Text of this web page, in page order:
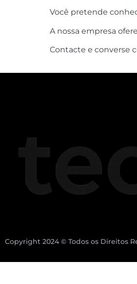
Você pretende
A nossa empresa
Contacte e converse
Copyright 2024 © Todos os Direitos